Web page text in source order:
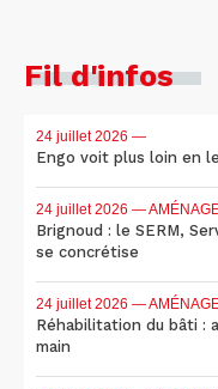
Fil d'infos
24 juillet 2026 —
Engo voit plus loin en
24 juillet 2026 —
Brignoud : le SERM,
se concrétise
24 juillet 2026 —
Réhabilitation du bâti :
main